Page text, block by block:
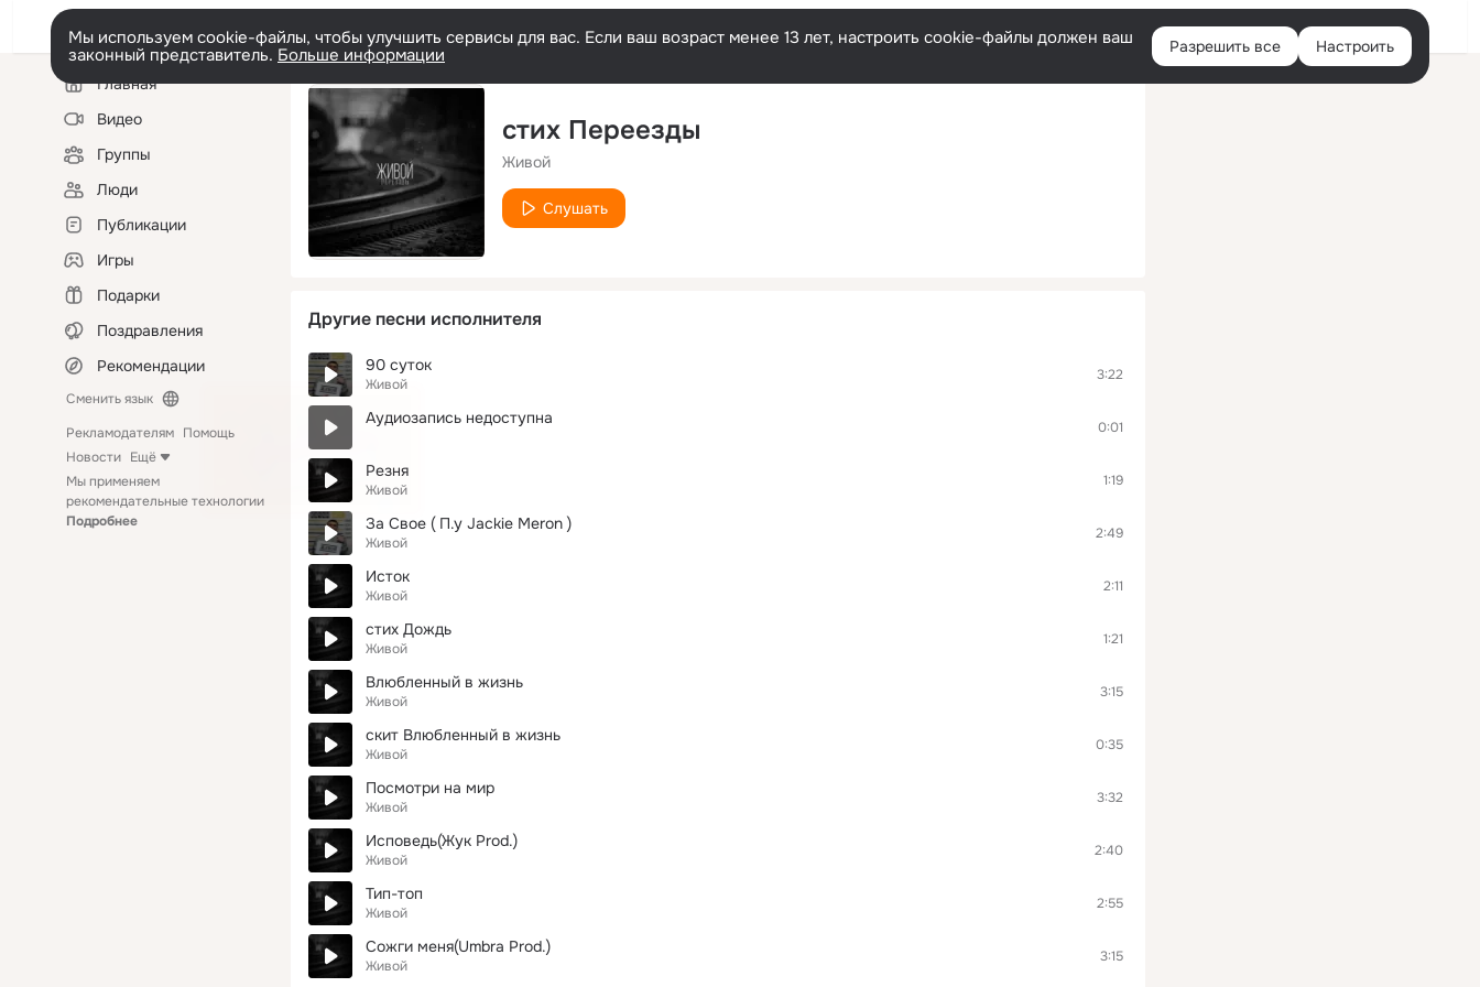
Войти
Мы используем cookie-файлы, чтобы улучшить сервисы для вас. Если ваш возраст менее 13 лет, настроить cookie-файлы должен ваш
законный представитель. Больше информации Разрешить все Настроить
Левая
колонкаГлавная
Видео
Группы
Люди
Публикации
Игры
Подарки
Поздравления
Рекомендации
Сменить язык
Рекламодателям Помощь
Новости Ещё
Мы применяем
рекомендательные технологии
Подробнее
стих Переезды
Живой
Слушать
Другие песни исполнителя
90 суток
Живой
3:22
Аудиозапись недоступна 0:01
Резня
Живой
1:19
За Свое ( П.у Jackie Meron )
Живой
2:49
Исток
Живой
2:11
стих Дождь
Живой
1:21
Влюбленный в жизнь
Живой
3:15
скит Влюбленный в жизнь
Живой
0:35
Посмотри на мир
Живой
3:32
Исповедь(Жук Prod.)
Живой
2:40
Тип-топ
Живой
2:55
Сожги меня(Umbra Prod.)
Живой
3:15